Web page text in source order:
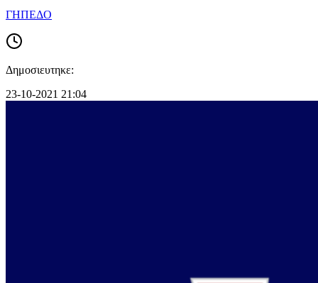
ΓΗΠΕΔΟ
Δημοσιευτηκε:
23-10-2021 21:04